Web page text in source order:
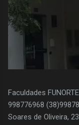
Faculdades
998776968
Soares de Oliveira,